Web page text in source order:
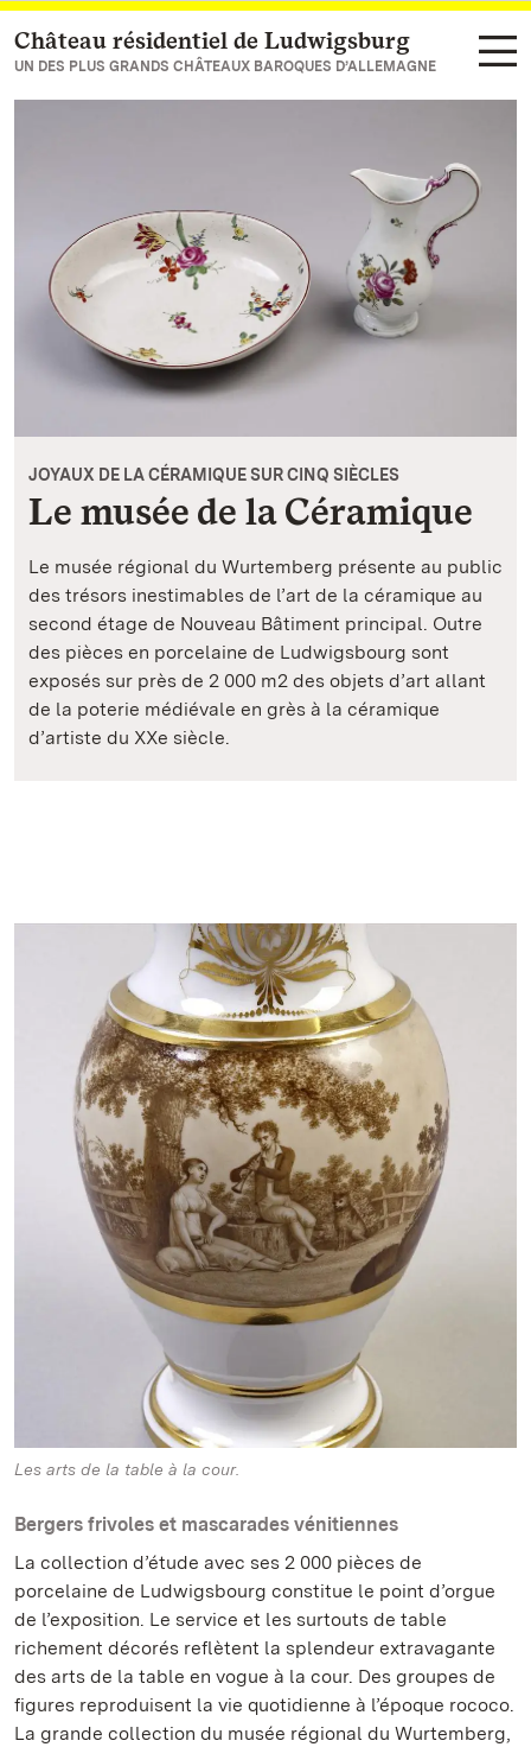
Vers la page d’accueil
Château résidentiel de Ludwigsburg
UN DES PLUS GRANDS CHÂTEAUX BAROQUES D’ALLEMAGNE
JOYAUX DE LA CÉRAMIQUE SUR CINQ SIÈCLES
Le musée de la Céramique
Le musée régional du Wurtemberg présente au public
des trésors inestimables de l’art de la céramique au
second étage de Nouveau Bâtiment principal. Outre
des pièces en porcelaine de Ludwigsbourg sont
exposés sur près de 2 000 m2 des objets d’art allant
de la poterie médiévale en grès à la céramique
d’artiste du XXe siècle.
Les arts de la table à la cour.
Bergers frivoles et mascarades vénitiennes
La collection d’étude avec ses 2 000 pièces de
porcelaine de Ludwigsbourg constitue le point d’orgue
de l’exposition. Le service et les surtouts de table
richement décorés reflètent la splendeur extravagante
des arts de la table en vogue à la cour. Des groupes de
figures reproduisent la vie quotidienne à l’époque rococo.
La grande collection du musée régional du Wurtemberg,